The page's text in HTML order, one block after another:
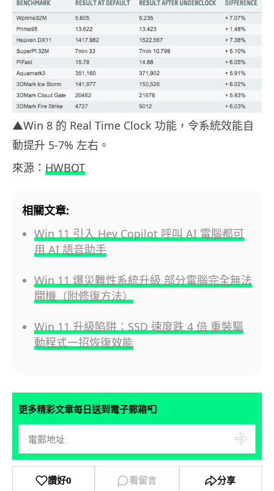
▲Win 8 的 Real Time Clock 功能，令系統效能自
動提升 5-7% 左右。
來源： HWBOT
相關文章:
Win 11 引入 Hey Copilot 呼叫 AI 電腦都可
用 AI 語音助手
Win 11 爆災難性系統升級 部分電腦完全無法
開機（附修復方法）
Win 11 升級陷阱：SSD 速度跌 4 倍 重裝驅
動程式一招恢復效能
更多精彩文章每日送到電子郵箱📮
讚好0 看留言 分享